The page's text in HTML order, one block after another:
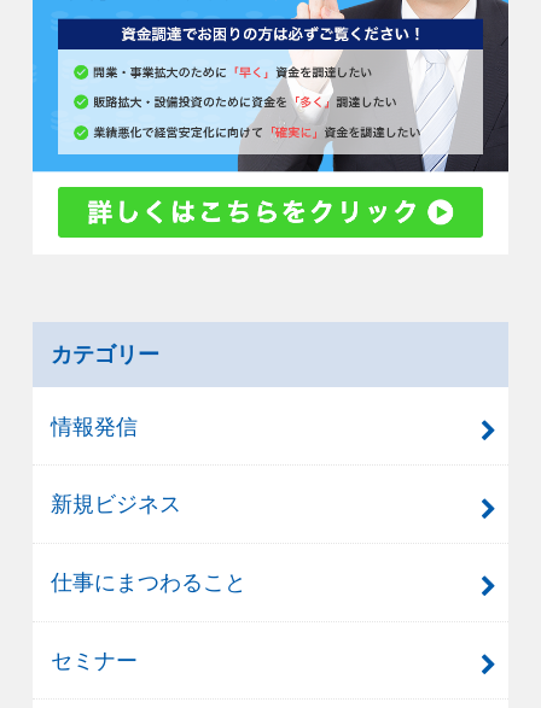
カテゴリー
情報発信
新規ビジネス
仕事にまつわること
セミナー